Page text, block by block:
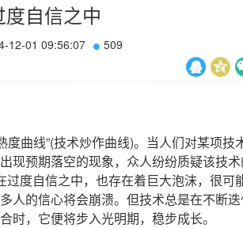
自信之中
12-01 09:56:07 509
曲线”(技术炒作曲线)。当人们对某项技
现预期落空的现象，众人纷纷质疑该技
度自信之中，也存在着巨大泡沫，很可
人的信心将会崩溃。但技术总是在不断
时，它便将步入光明期，稳步成长。